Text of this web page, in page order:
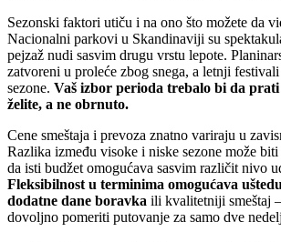
Sezonski faktori utiču i na ono što možete da
Nacionalni parkovi u Skandinaviji su
pejzaž nudi sasvim drugu vrstu lepote.
zatvoreni u proleće zbog snega, a letnji festivali
sezone. Vaš izbor perioda trebalo bi da
želite, a ne obrnuto.
Cene smeštaja i prevoza znatno variraju u
Razlika između visoke i niske sezone može
da isti budžet omogućava sasvim različit nivo
Fleksibilnost u terminima omogućava
dodatne dane boravka ili kvalitetniji smeštaj
dovoljno pomeriti putovanje za samo dve